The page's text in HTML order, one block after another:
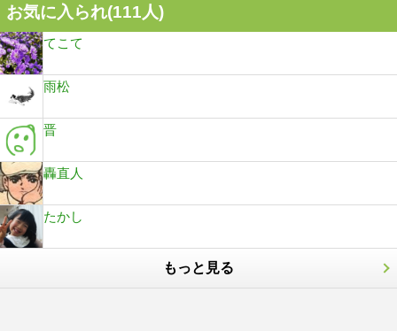
お気に入られ(111人)
てこて
雨松
晋
轟直人
たかし
もっと見る